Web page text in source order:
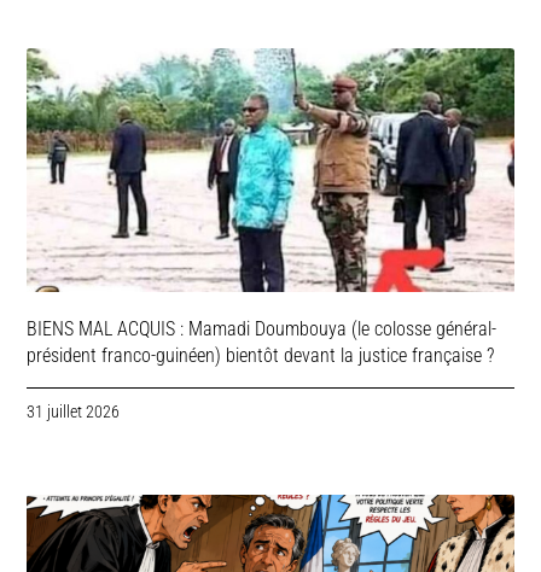
BIENS MAL ACQUIS : Mamadi Doumbouya (le colosse général-
président franco-guinéen) bientôt devant la justice française ?
31 juillet 2026